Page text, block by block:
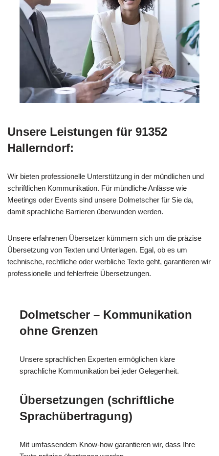
Unsere Leistungen für 91352
Hallerndorf:
Wir bieten professionelle Unterstützung in der mündlichen und
schriftlichen Kommunikation. Für mündliche Anlässe wie
Meetings oder Events sind unsere Dolmetscher für Sie da,
damit sprachliche Barrieren überwunden werden.
Unsere erfahrenen Übersetzer kümmern sich um die präzise
Übersetzung von Texten und Unterlagen. Egal, ob es um
technische, rechtliche oder werbliche Texte geht, garantieren wir
professionelle und fehlerfreie Übersetzungen.
Dolmetscher – Kommunikation
ohne Grenzen
Unsere sprachlichen Experten ermöglichen klare
sprachliche Kommunikation bei jeder Gelegenheit.
Übersetzungen (schriftliche
Sprachübertragung)
Mit umfassendem Know-how garantieren wir, dass Ihre